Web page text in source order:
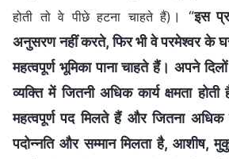
होती तो वे पीछे हटना चाहते हैं) । “इस
अनुसरण नहीं करते, फिर भी वे परमेश्वर के
महत्वपूर्ण भूमिका पाना चाहते हैं। अपने
व्यक्ति में जितनी अधिक कार्य क्षमता
महत्वपूर्ण पद मिलते हैं और जितना
पदोन्नति और सम्मान मिलता है, आशीष,